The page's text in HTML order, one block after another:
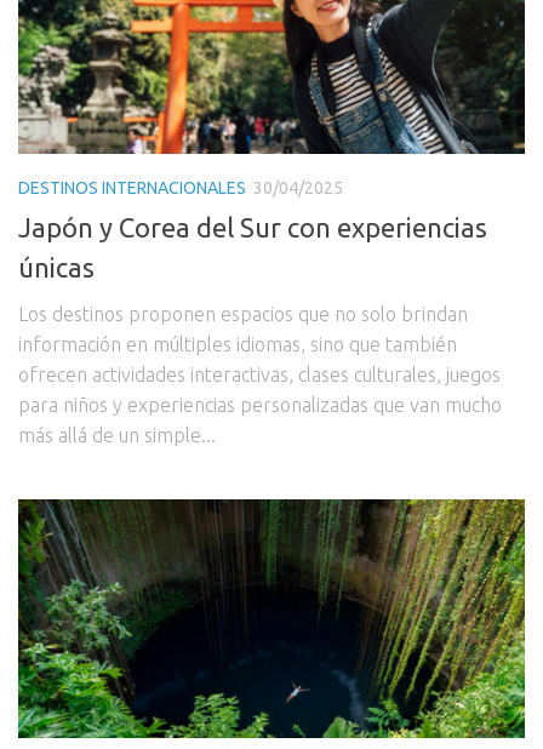
DESTINOS INTERNACIONALES 30/04/2025
Japón y Corea del Sur con experiencias
únicas
Los destinos proponen espacios que no solo brindan
información en múltiples idiomas, sino que también
ofrecen actividades interactivas, clases culturales, juegos
para niños y experiencias personalizadas que van mucho
más allá de un simple...